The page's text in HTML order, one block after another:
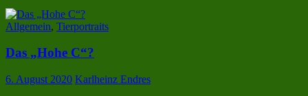
Allgemein, Tierportraits
Das „Hohe C“?
6. August 2020 Karlheinz Endres